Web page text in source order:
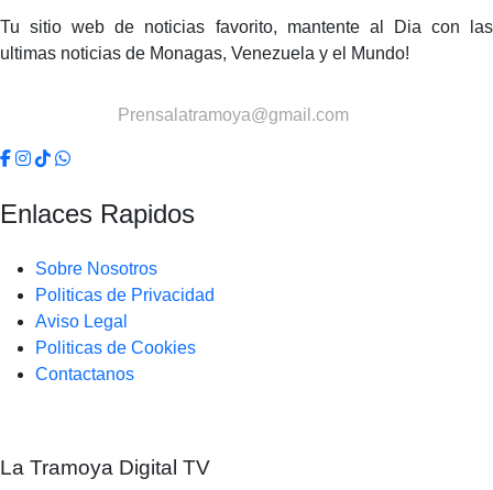
Tu sitio web de noticias favorito, mantente al Dia con las
ultimas noticias de Monagas, Venezuela y el Mundo!
Prensalatramoya@gmail.com
Enlaces Rapidos
Sobre Nosotros
Politicas de Privacidad
Aviso Legal
Politicas de Cookies
Contactanos
La Tramoya Digital TV